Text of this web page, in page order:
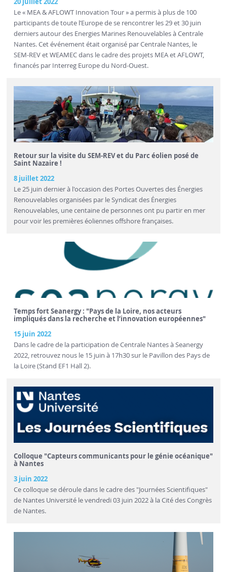
20 juillet 2022
Le « MEA & AFLOWT Innovation Tour » a permis à plus de 100
participants de toute l’Europe de se rencontrer les 29 et 30 juin
derniers autour des Energies Marines Renouvelables à Centrale
Nantes. Cet événement était organisé par Centrale Nantes, le
SEM-REV et WEAMEC dans le cadre des projets MEA et AFLOWT,
financés par Interreg Europe du Nord-Ouest.
Retour sur la visite du SEM-REV et du Parc éolien posé de
Saint Nazaire !
8 juillet 2022
Le 25 juin dernier à l'occasion des Portes Ouvertes des Énergies
Renouvelables organisées par le Syndicat des Énergies
Renouvelables, une centaine de personnes ont pu partir en mer
pour voir les premières éoliennes offshore françaises.
Temps fort Seanergy : "Pays de la Loire, nos acteurs
impliqués dans la recherche et l’innovation européennes"
15 juin 2022
Dans le cadre de la participation de Centrale Nantes à Seanergy
2022, retrouvez nous le 15 juin à 17h30 sur le Pavillon des Pays de
la Loire (Stand EF1 Hall 2).
Colloque "Capteurs communicants pour le génie océanique"
à Nantes
3 juin 2022
Ce colloque se déroule dans le cadre des "Journées Scientifiques"
de Nantes Université le vendredi 03 juin 2022 à la Cité des Congrès
de Nantes.